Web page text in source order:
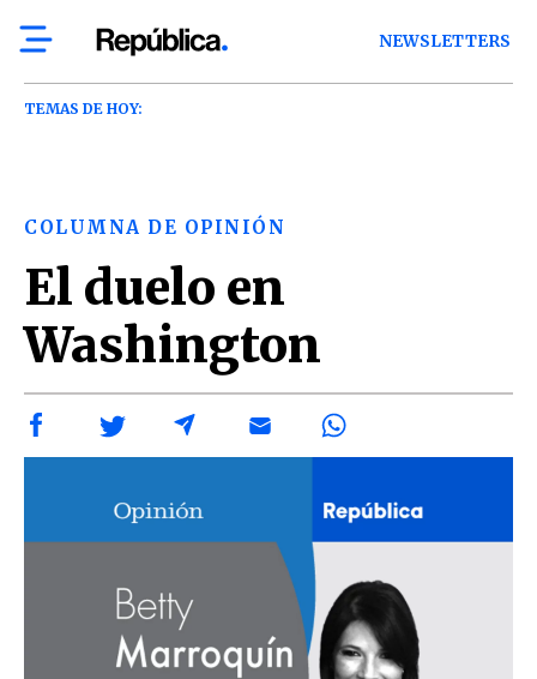
NEWSLETTERS
TEMAS DE HOY:
COLUMNA DE OPINIÓN
El duelo en
Washington